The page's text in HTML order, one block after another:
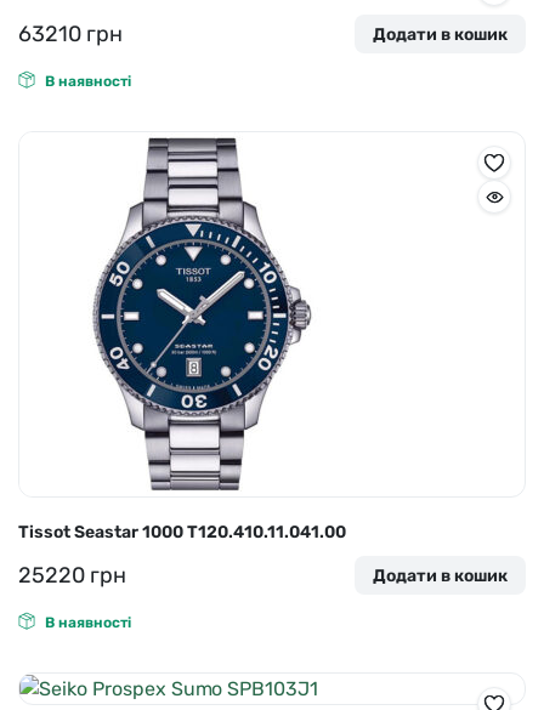
63210 грн Додати в кошик
В наявності
Tissot Seastar 1000 T120.410.11.041.00
25220 грн Додати в кошик
В наявності